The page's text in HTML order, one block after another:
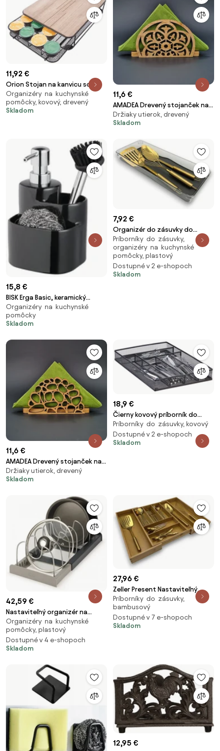
11,92 €
Orion Stojan na kanvicu so
zásuvkou, kovový organizér na
čaj / kávové kapsule LINE
Organizéry na kuchynské
pomôcky, kovový, drevený
Skladom
11,6 €
AMADEA Drevený stojanček na
obrúsky s orientálnym
motívom, masívne drevo,
Držiaky utierok, drevený
Skladom
15,8 €
BISK Erga Basic, keramický
kuchynský organizér s
dávkovačom saponátu 3ks,
čierna lesklá, ERG-07674
Organizéry na kuchynské
pomôcky
Skladom
7,92 €
Organizér do zásuvky do
kuchyne aj kúpeľne, príborník
GREY 40 x 16 x 5 cm
Príborníky do zásuvky,
organizéry na kuchynské
pomôcky, plastový
Dostupné v 2 e-shopoch
Skladom
11,6 €
AMADEA Drevený stojanček na
obrúsky s motívom okruhliakov,
masívne drevo, 12,5x6,5x3,5 cm
Držiaky utierok, drevený
Skladom
18,9 €
Čierny kovový príborník do
zásuvky so 6 priehradkami
RelaxDays RD10022513
Príborníky do zásuvky, kovový
Dostupné v 2 e-shopoch
Skladom
42,59 €
Nastaviteľný organizér na
panvice a pokrievky Joseph
Joseph DrawerStore 85167 –
sivý
Organizéry na kuchynské
pomôcky, plastový
Dostupné v 4 e-shopoch
Skladom
27,96 €
Zeller Present Nastaviteľný
organizér do zásuvky, príborník
– KESPER bambusový 35 – 58 x
43 cm
Príborníky do zásuvky,
bambusový
Dostupné v 7 e-shopoch
Skladom
12,95 €